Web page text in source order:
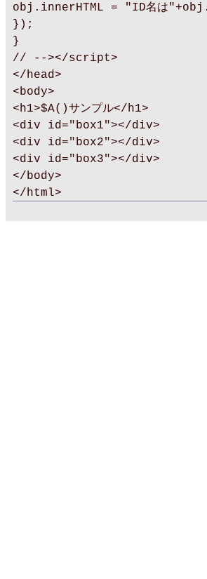
obj.innerHTML = "ID名は
});
}
// --></script>
</head>
<body>
<h1>$A()サンプル</h1>
<div id="box1"></div>
<div id="box2"></div>
<div id="box3"></div>
</body>
</html>